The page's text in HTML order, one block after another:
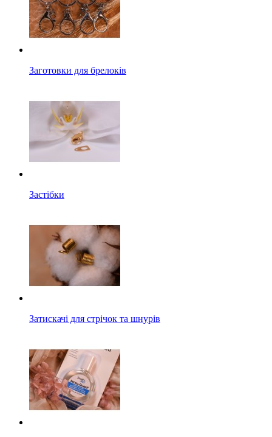
Заготовки для брелоків
Застібки
Затискачі для стрічок та шнурів